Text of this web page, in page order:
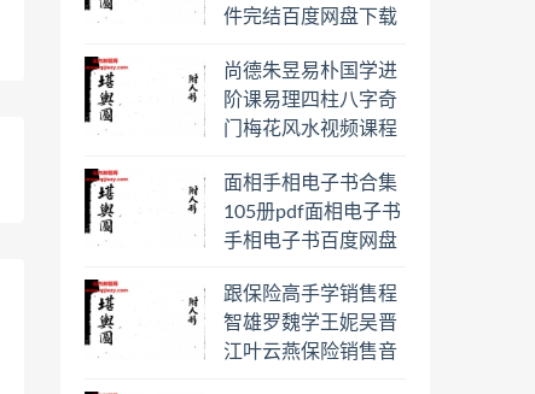
件完结百度网盘下载
尚德朱昱易朴国学进
阶课易理四柱八字奇
门梅花风水视频课程
学习
面相手相电子书合集
105册pdf面相电子书
手相电子书百度网盘
跟保险高手学销售程
智雄罗魏学王妮吴晋
江叶云燕保险销售音